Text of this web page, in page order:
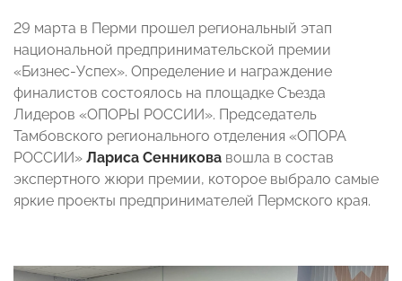
29 марта в Перми прошел региональный этап
национальной предпринимательской премии
«Бизнес-Успех». Определение и награждение
финалистов состоялось на площадке Съезда
Лидеров «ОПОРЫ РОССИИ». Председатель
Тамбовского регионального отделения «ОПОРА
РОССИИ» Лариса Сенникова вошла в состав
экспертного жюри премии, которое выбрало самые
яркие проекты предпринимателей Пермского края.